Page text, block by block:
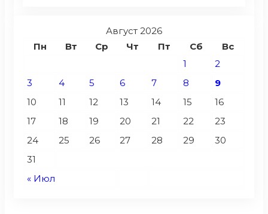
Август 2026
Пн
Вт Ср Чт Пт Сб Вс
« Июл
1
2
3
4 5 6 7 8
9
10
11 12 13 14 15
16
17
18 19 20 21 22
23
24
25 26 27 28 29
30
31